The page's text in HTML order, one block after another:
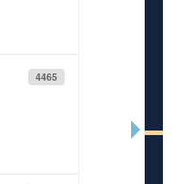
4465